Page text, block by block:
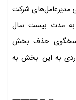
مدیرعامل‌های شرکت
به مدت بیست سال
حذف بخش
به این بخش به